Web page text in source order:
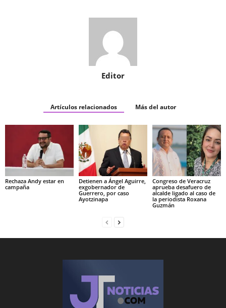
Editor
Artículos relacionados Más del autor
Rechaza Andy estar en
campaña
Detienen a Ángel Aguirre,
exgobernador de
Guerrero, por caso
Ayotzinapa
Congreso de Veracruz
aprueba desafuero de
alcalde ligado al caso de
la periodista Roxana
Guzmán